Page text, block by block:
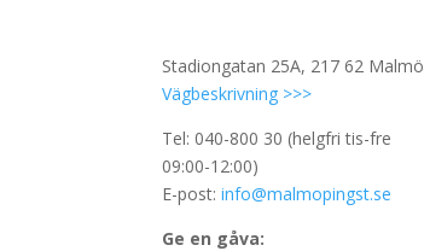
Stadiongatan 25A, 217 62 Malmö
Vägbeskrivning >>>
Tel: 040-800 30 (helgfri tis-fre
09:00-12:00)
E-post:info@malmopingst.se
Ge en gåva: